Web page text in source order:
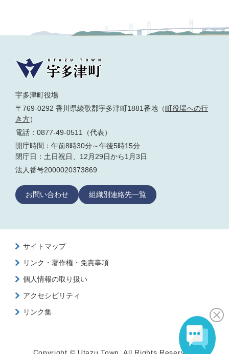
宇多津町役場
〒769-0292 香川県綾歌郡宇多津町1881番地（町役場への行
き方）
電話：0877-49-0511（代表）
開庁時間：午前8時30分～午後5時15分
閉庁日：土日祝日、12月29日から1月3日
法人番号2000020373869
お問い合わせ 組織別連絡先一覧
サイトマップ
リンク・著作権・免責事項
個人情報の取り扱い
アクセシビリティ
リンク集